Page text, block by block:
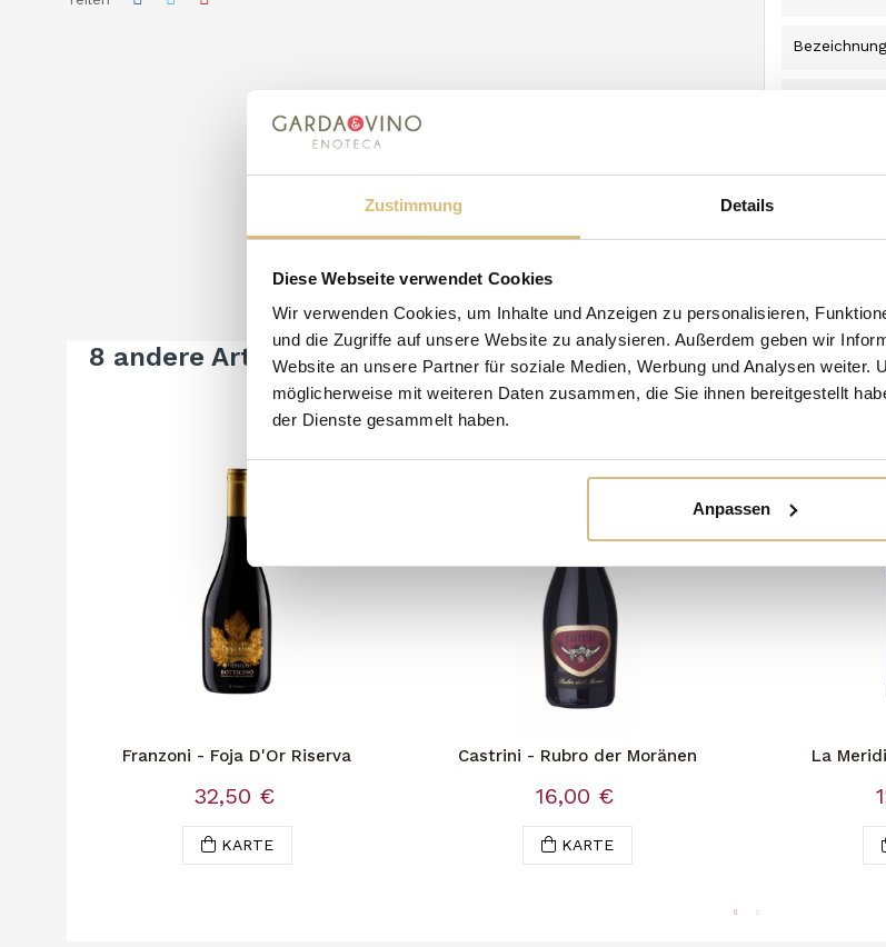
Zustimmung Details
Diese Webseite verwendet Cookies
Wir verwenden Cookies, um Inhalte und Anzeigen zu personalisieren,
und die Zugriffe auf unsere Website zu analysieren. Außerdem geben wir
Website an unsere Partner für soziale Medien, Werbung und Analysen weiter.
möglicherweise mit weiteren Daten zusammen, die Sie ihnen bereitgestellt
der Dienste gesammelt haben.
Anpassen
8 andere Artikel in der gleichen Kategorie:
Franzoni - Foja D'Or Riserva
32,50 €
KARTE
Castrini - Rubro der Moränen
16,00 €
KARTE
La